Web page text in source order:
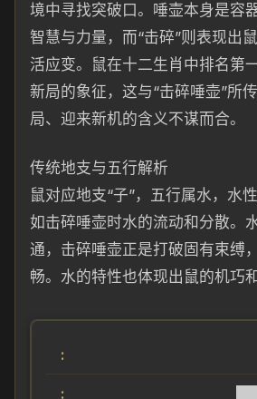
境中寻找突破口。唾壶本身是容
智慧与力量，而“击碎”则表现出
活应变。鼠在十二生肖中排名第
新局的象征，这与“击碎唾壶”所
局、迎来新机的含义不谋而合。
传统地支与五行解析
鼠对应地支“子”，五行属水，水
如击碎唾壶时水的流动和分散。
通，击碎唾壶正是打破固有束缚
畅。水的特性也体现出鼠的机巧